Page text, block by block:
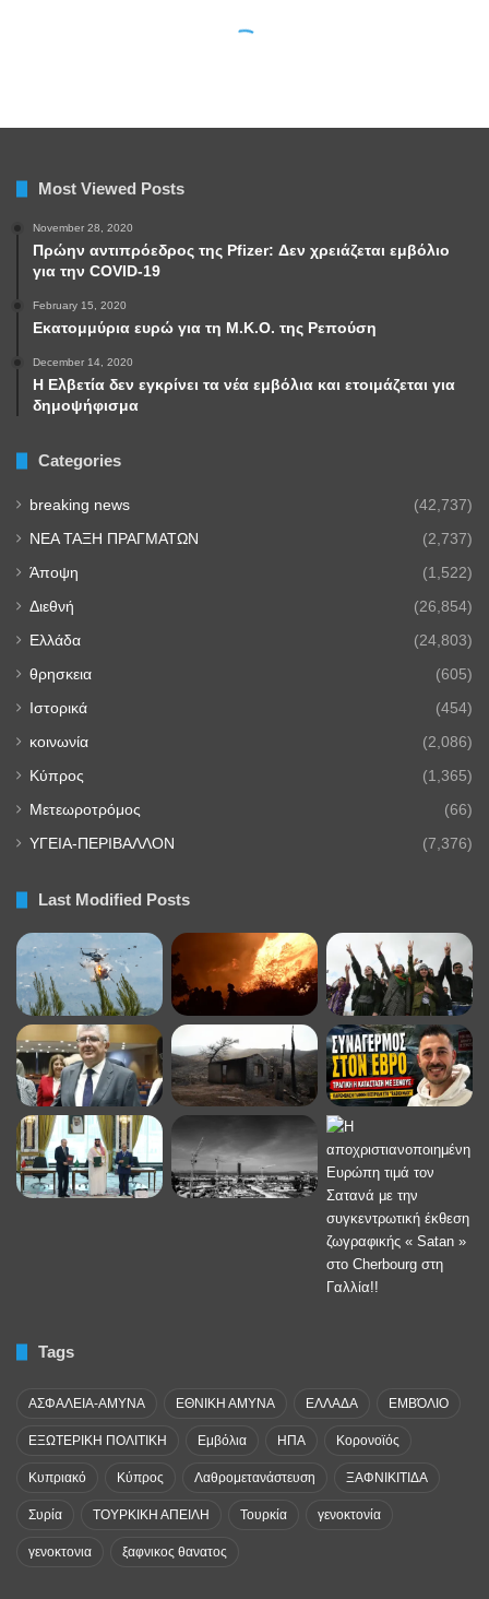
Most Viewed Posts
November 28, 2020
Πρώην αντιπρόεδρος της Pfizer: Δεν χρειάζεται εμβόλιο
για την COVID-19
February 15, 2020
Εκατομμύρια ευρώ για τη Μ.Κ.Ο. της Ρεπούση
December 14, 2020
Η Ελβετία δεν εγκρίνει τα νέα εμβόλια και ετοιμάζεται για
δημοψήφισμα
Categories
breaking news (42,737)
NEA TAΞΗ ΠΡΑΓΜΑΤΩΝ (2,737)
Άποψη (1,522)
Διεθνή (26,854)
Ελλάδα (24,803)
θρησκεια (605)
Ιστορικά (454)
κοινωνία (2,086)
Κύπρος (1,365)
Μετεωροτρόμος (66)
ΥΓΕΙΑ-ΠΕΡΙΒΑΛΛΟΝ (7,376)
Last Modified Posts
Tags
ΑΣΦΑΛΕΙΑ-ΑΜΥΝΑ ΕΘΝΙΚΗ ΑΜΥΝΑ ΕΛΛΑΔΑ ΕΜΒΌΛΙΟ
ΕΞΩΤΕΡΙΚΗ ΠΟΛΙΤΙΚΗ Εμβόλια ΗΠΑ Κορονοϊός
Κυπριακό Κύπρος Λαθρομετανάστευση ΞΑΦΝΙΚΙΤΙΔΑ
Συρία ΤΟΥΡΚΙΚΗ ΑΠΕΙΛΗ Τουρκία γενοκτονία
γενοκτονια ξαφνικος θανατος